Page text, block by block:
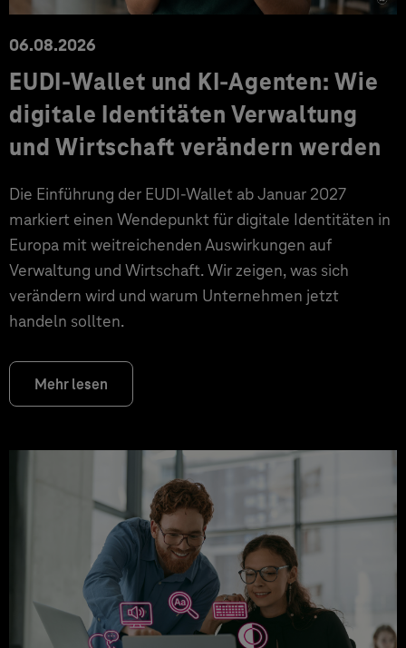
06.08.2026
EUDI-Wallet und KI-Agenten: Wie
digitale Identitäten Verwaltung
und Wirtschaft verändern werden
Die Einführung der EUDI-Wallet ab Januar 2027
markiert einen Wendepunkt für digitale Identitäten in
Europa mit weitreichenden Auswirkungen auf
Verwaltung und Wirtschaft. Wir zeigen, was sich
verändern wird und warum Unternehmen jetzt
handeln sollten.
Mehr lesen